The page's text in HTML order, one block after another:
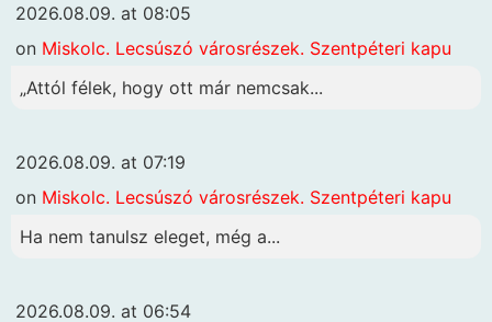
2026.08.09. at 08:05
on Miskolc. Lecsúszó városrészek. Szentpéteri kapu
„Attól félek, hogy ott már nemcsak...
2026.08.09. at 07:19
on Miskolc. Lecsúszó városrészek. Szentpéteri kapu
Ha nem tanulsz eleget, még a...
2026.08.09. at 06:54